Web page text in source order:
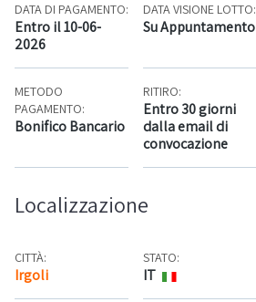
DATA DI PAGAMENTO:
Entro il 10-06-
2026
DATA VISIONE LOTTO:
Su Appuntamento
METODO
PAGAMENTO:
Bonifico Bancario
RITIRO:
Entro 30 giorni
dalla email di
convocazione
Localizzazione
CITTÀ:
Irgoli Mappa
STATO:
IT